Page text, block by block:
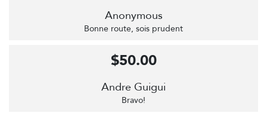
Anonymous
Bonne route, sois prudent
Andre Guigui
Bravo!
$50.00